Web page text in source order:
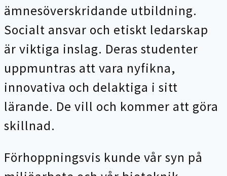
ämnesöverskridande utbildning.
Socialt ansvar och etiskt ledarskap
är viktiga inslag. Deras studenter
uppmuntras att vara nyfikna,
innovativa och delaktiga i sitt
lärande. De vill och kommer att göra
skillnad.
Förhoppningsvis kunde vår syn på